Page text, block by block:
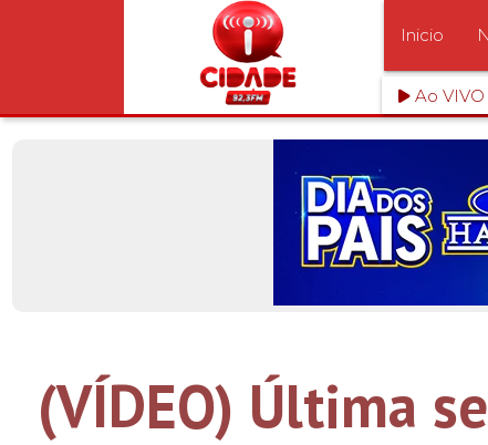
Inicio
Ao VIVO
(VÍDEO) Última